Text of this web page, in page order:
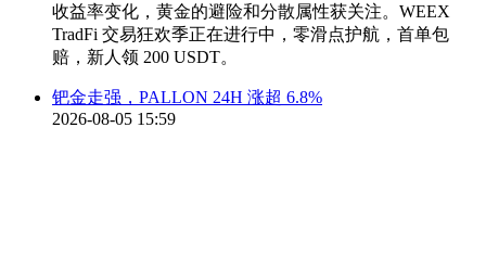
收益率变化，黄金的避险和分散属性获关注。WEEX
TradFi 交易狂欢季正在进行中，零滑点护航，首单包
赔，新人领 200 USDT。
钯金走强，PALLON 24H 涨超 6.8%
2026-08-05 15:59